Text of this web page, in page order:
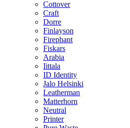
Cottover
Craft
Dorre
Finlayson
Firephant
Fiskars
Arabia
Iittala
ID Identity
Jalo Helsinki
Leatherman
Matterhorn
Neutral
Printer